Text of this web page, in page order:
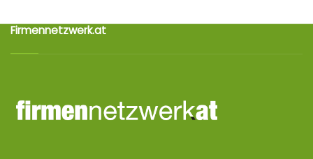
Firmennetzwerk.at